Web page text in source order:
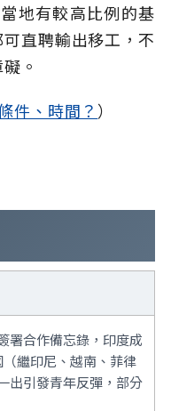
地有較高比例的基
直聘輸出移工，不
。
件、時間？ ）
署合作備忘錄，印度成
繼印尼、越南、菲律
出引發青年反彈，部分